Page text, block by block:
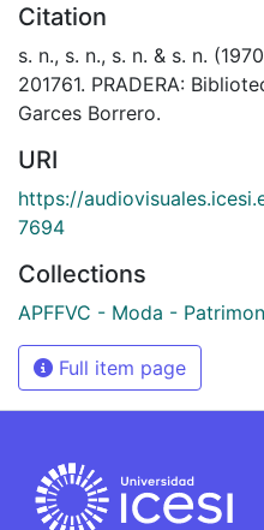
Citation
s. n., s. n., s. n. & s. n.
201761. PRADERA:
Garces Borrero.
URI
https://
7694
Collections
APFFVC - Moda -
Full item page